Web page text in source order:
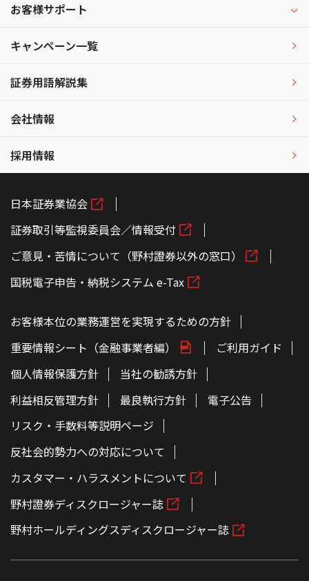
お客様サポート
キャンペーン一覧
証券用語解説集
会社情報
採用情報
日本証券業協会
証券取引等監視委員会／情報受付
ご意見・苦情について（野村證券以外の窓口）
国税電子申告・納税システム e-Tax
お客様本位の業務運営を実現するための方針
重要情報シート（金融事業者編）
ご利用ガイド
個人情報保護方針
当社の勧誘方針
利益相反管理方針
最良執行方針
電子公告
リスク・手数料等説明ページ
反社会的勢力への対応について
カスタマー・ハラスメントについて
野村證券ディスクロージャー誌
野村ホールディングスディスクロージャー誌